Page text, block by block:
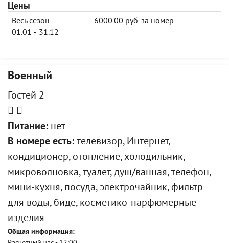
Цены
Весь сезон
01.01 - 31.12
6000.00 руб. за номер
Военный
Гостей 2
Питание: нет
В номере есть: телевизор, Интернет,
кондиционер, отопление, холодильник,
микроволновка, туалет, душ/ванная, телефон,
мини-кухня, посуда, электрочайник, фильтр
для воды, биде, косметико-парфюмерные
изделия
Общая информация: